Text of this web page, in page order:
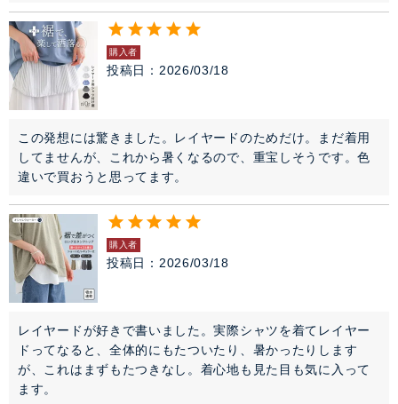
購入者
投稿日 2026/03/18
この発想には驚きました。レイヤードのためだけ。まだ着用
してませんが、これから暑くなるので、重宝しそうです。色
違いで買おうと思ってます。
購入者
投稿日 2026/03/18
レイヤードが好きで書いました。実際シャツを着てレイヤー
ドってなると、全体的にもたついたり、暑かったりします
が、これはまずもたつきなし。着心地も見た目も気に入って
ます。